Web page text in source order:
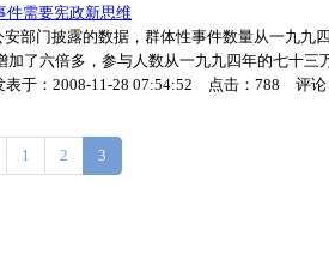
件需要宪政新思维
部门披露的数据，群体性事件数量从一九九
加了六倍多，参与人数从一九九四年的七十三
表于： 2008-11-28 07:54:52 点击： 788 评论
1 2 3